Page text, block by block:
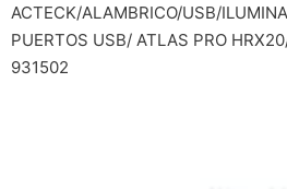
ACTECK/ALAMBRICO/USB/
PUERTOS USB/ ATLAS PRO
931502